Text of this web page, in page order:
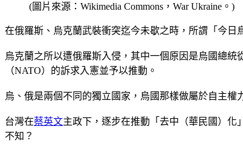
(圖片來源：Wikimedia Commons，War Ukraine。)
在俄羅斯、烏克蘭武裝衝突迄今未歇之時，所謂「今日
烏克蘭之所以遭俄羅斯入侵，其中一個原因是烏國總統
（NATO）的訴求入憲並予以推動。
烏、俄是兩個不同的獨立國家，烏國那樣做屬於自主權
台灣在蔡英文主政下，逐步在推動「去中（華民國）化
不知？